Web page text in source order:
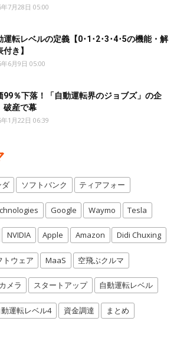
7月28日 05:00
運転レベルの定義【0･1･2･3･4･5の機能・解
き】
6月9日 05:00
99％下落！「自動運転界のジョブズ」の企
破産で幕
1月22日 06:39
ソフトバンク ティアフォー
Google Waymo Tesla
NVIDIA Apple Amazon Didi Chuxing
トウェア MaaS 空飛ぶクルマ
カメラ スタートアップ 自動運転レベル
運転レベル4 資金調達 まとめ